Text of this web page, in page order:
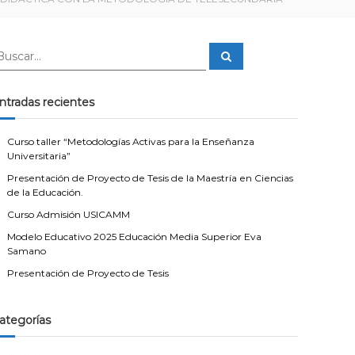
B
u
recientes
Curso taller “Metodologías Activas para la Enseñanza
Universitaria”
Presentación de Proyecto de Tesis de la Maestría en Ciencias
de la Educación.
Curso Admisión USICAMM
Modelo Educativo 2025 Educación Media Superior Eva
Samano
Presentación de Proyecto de Tesis